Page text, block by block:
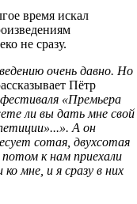
время искал
не сразу.
очень давно. Но
Пётр
«Премьера
ли вы дать мне свой
А он
сотая, двухсотая
к нам приехали
мне, и я сразу в них